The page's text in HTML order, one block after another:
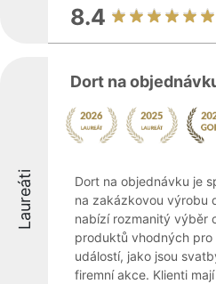
8.4
Laureáti
Dort na
Dort na objednávku je
na zakázkovou výrobu
nabízí rozmanitý výběr
produktů vhodných
událostí, jako jsou
firemní akce. Klienti